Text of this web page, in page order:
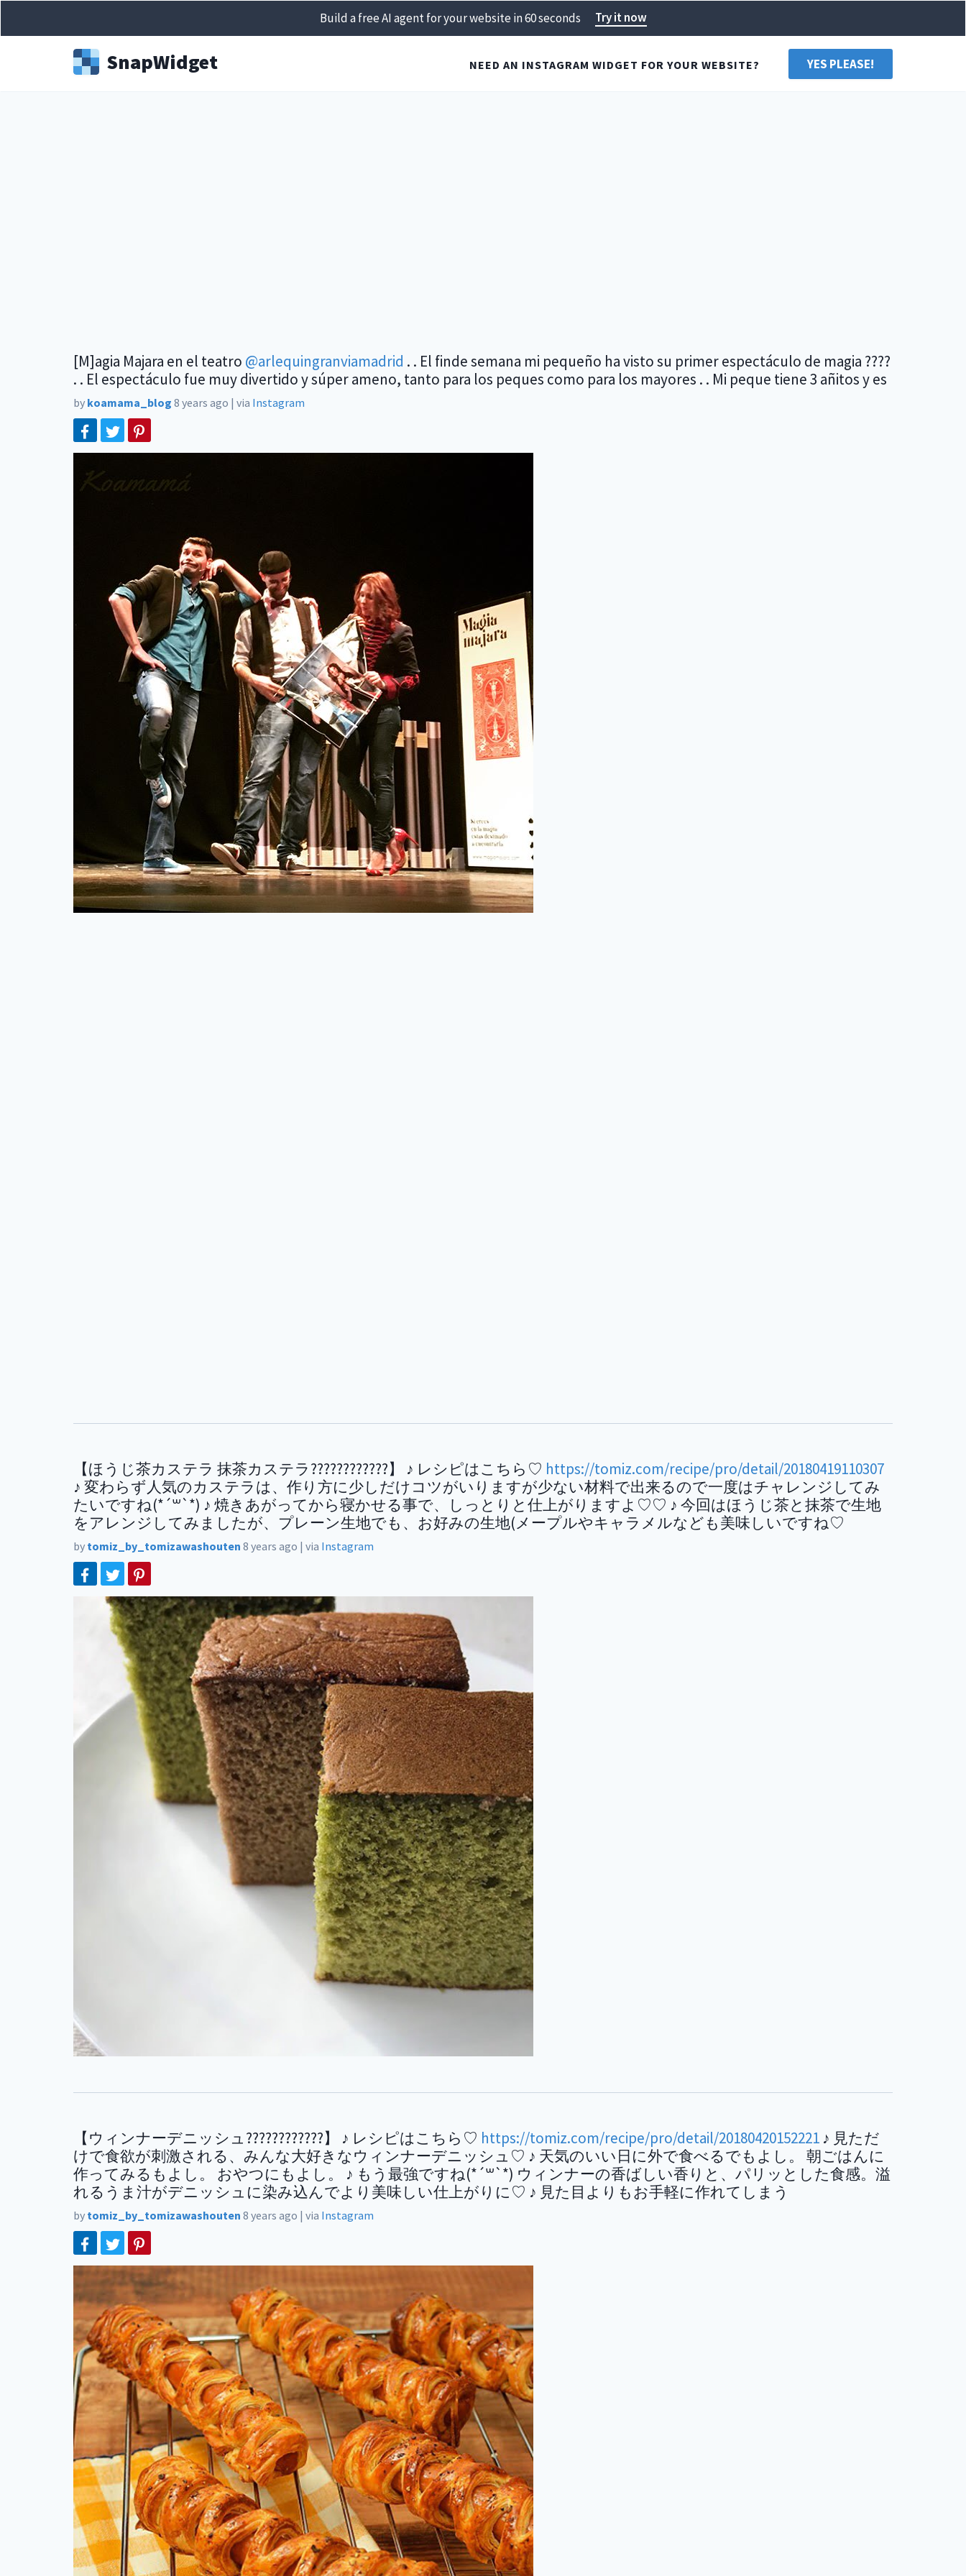
Build a free AI agent for your website in 60 seconds Try it now
SnapWidget NEED AN INSTAGRAM WIDGET FOR YOUR WEBSITE? YES PLEASE!
[M]agia Majara en el teatro @arlequingranviamadrid . . El finde semana mi pequeño ha visto su primer espectáculo de magia ????
. . El espectáculo fue muy divertido y súper ameno, tanto para los peques como para los mayores . . Mi peque tiene 3 añitos y es
by koamama_blog 8 years ago | via Instagram
【ほうじ茶カステラ 抹茶カステラ????????????】 ♪ レシピはこちら♡ https://tomiz.com/recipe/pro/detail/20180419110307
♪ 変わらず人気のカステラは、作り方に少しだけコツがいりますが少ない材料で出来るので一度はチャレンジしてみ
たいですね(*´꒳`*) ♪ 焼きあがってから寝かせる事で、しっとりと仕上がりますよ♡♡ ♪ 今回はほうじ茶と抹茶で生地
をアレンジしてみましたが、プレーン生地でも、お好みの生地(メープルやキャラメルなども美味しいですね♡
by tomiz_by_tomizawashouten 8 years ago | via Instagram
【ウィンナーデニッシュ????????????】 ♪ レシピはこちら♡ https://tomiz.com/recipe/pro/detail/20180420152221 ♪ 見ただ
けで食欲が刺激される、みんな大好きなウィンナーデニッシュ♡ ♪ 天気のいい日に外で食べるでもよし。 朝ごはんに
作ってみるもよし。 おやつにもよし。 ♪ もう最強ですね(*´꒳`*) ウィンナーの香ばしい香りと、パリッとした食感。溢
れるうま汁がデニッシュに染み込んでより美味しい仕上がりに♡ ♪ 見た目よりもお手軽に作れてしまう
by tomiz_by_tomizawashouten 8 years ago | via Instagram